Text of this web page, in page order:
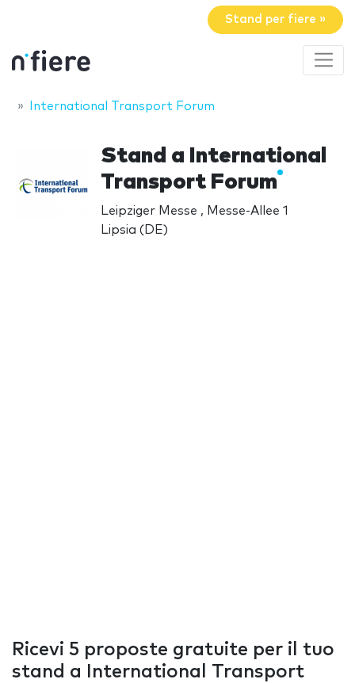
Stand per fiere »
International Transport Forum
Stand a International
Transport Forum
Leipziger Messe , Messe-Allee 1
Lipsia (DE)
Ricevi 5 proposte gratuite per il tuo
stand a International Transport